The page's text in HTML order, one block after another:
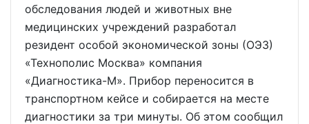
обследования людей и животных вне
медицинских учреждений разработал
резидент особой экономической зоны (ОЭЗ)
«Технополис Москва» компания
«Диагностика-М». Прибор переносится в
транспортном кейсе и собирается на месте
диагностики за три минуты. Об этом сообщил